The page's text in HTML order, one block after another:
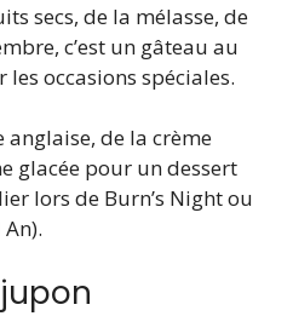
secs, de la mélasse, de
c’est un gâteau au
occasions spéciales.
anglaise, de la crème
glacée pour un dessert
lors de Burn’s Night ou